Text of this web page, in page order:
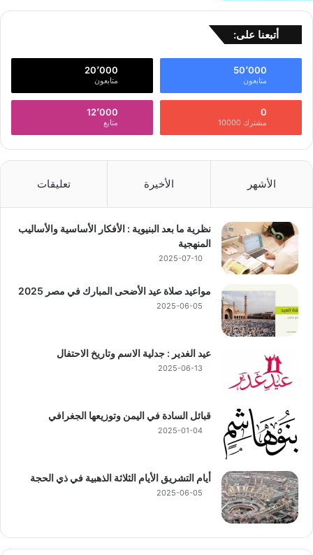
أتبعنا على:
50٬000
متابعون
20٬000
متابعون
0
مشترك 10000
12٬000
متابع
الأشهر الأخيرة تعليقات
نظرية ما بعد البنيوية : الأفكار الأساسية والأساليب
المنهجية
2025-07-10
مواعيد صلاة عيد الأضحى المبارك في مصر 2025
2025-06-05
عيد الغدير : جدلية الاسم وتاريخ الاحتفال
2025-06-13
قبائل السادة في اليمن وتوزيعها الجغرافي
2025-01-04
أيام التشريق الأيام الثلاثة الذهبية في ذي الحجة
2025-06-05